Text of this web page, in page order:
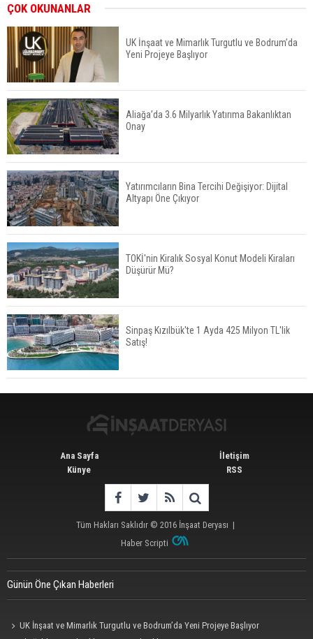
Aileden Miras Kalan Ev Nasıl Satılır?
İstanbul'da 15 Bin Kiralık Sosyal Konut Eylülde
Kiraya Verilecek
Miras Kalan Ev ve Tarım Arazilerinde Yeni Dönem
Başlıyor
Avrupa'da Konut Yatırımında Yeni Cazip Ülke:
Fransa
ÇOK OKUNANLAR
UK İnşaat ve Mimarlık Turgutlu ve Bodrum’da
Yeni Projeye Başlıyor
Aliağa’da 3.6 Milyarlık Yatırıma Bakanlıktan
Onay
Yatırımcıların Bina Tercihi Değişiyor: Dijital
Altyapı Öne Çıkıyor
TOKİ'nin Kiralık Sosyal Konut Modeli Kiraları
Düşürür Mü?
Sinpaş Kızılbük'te 1 Ayda 425 Milyon TL'lik
Satış!
Ana Sayfa
Künye
İletişim
RSS
Tüm Hakları Saklıdır © 2016 İnşaat Deryası |
Haber Scripti
Günün Öne Çıkan Haberleri
UK İnşaat ve Mimarlık Turgutlu ve Bodrum’da Yeni Projeye Başlıyor